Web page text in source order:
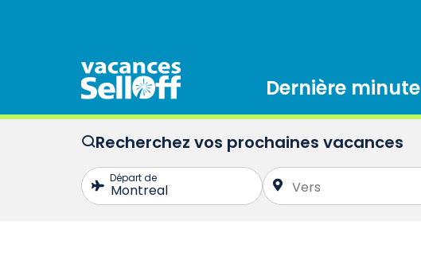
Dernière minute
Recherchez vos prochaines vacances